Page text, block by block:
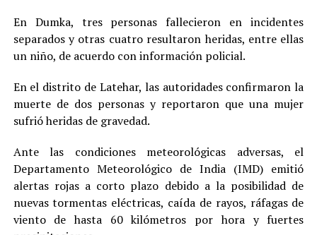
En Dumka, tres personas fallecieron en incidentes
separados y otras cuatro resultaron heridas, entre ellas
un niño, de acuerdo con información policial.
En el distrito de Latehar, las autoridades confirmaron la
muerte de dos personas y reportaron que una mujer
sufrió heridas de gravedad.
Ante las condiciones meteorológicas adversas, el
Departamento Meteorológico de India (IMD) emitió
alertas rojas a corto plazo debido a la posibilidad de
nuevas tormentas eléctricas, caída de rayos, ráfagas de
viento de hasta 60 kilómetros por hora y fuertes